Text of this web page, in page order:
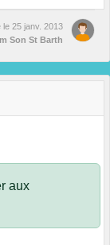
le 25 janv. 2013
Son St Barth
aux